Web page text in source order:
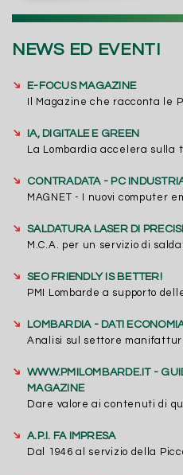
NEWS ED EVENTI
➔
E-FOCUS MAGAZINE
Il Magazine che racconta le
➔
IA, DIGITALE E GREEN
La Lombardia accelera sulla
➔
CONTRADATA - PC
MAGNET - I nuovi computer
➔
SALDATURA LASER DI
M.C.A. per un servizio di
➔
SEO FRIENDLY IS BETTER!
PMI Lombarde a supporto
➔
LOMBARDIA - DATI
Analisi sul settore
➔
WWW.PMILOMBARDE.IT -
MAGAZINE
Dare valore ai contenuti di
➔
A.P.I. FA IMPRESA
Dal 1946 al servizio della